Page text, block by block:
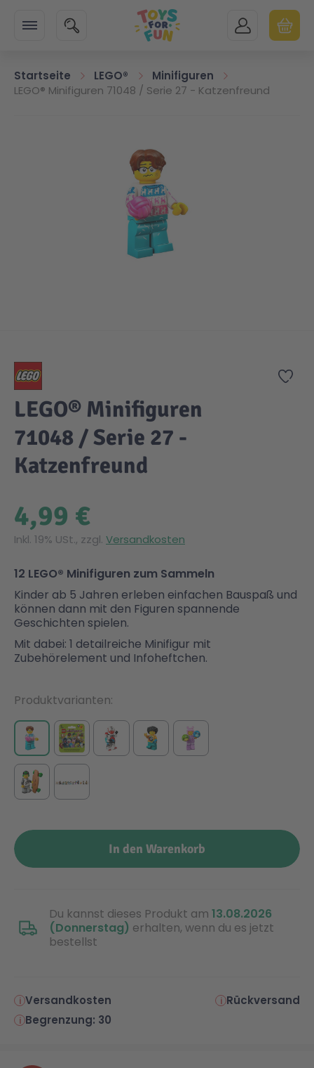
SUCHE MEIN KONTO
Startseite LEGO®
Minifiguren
LEGO® Minifiguren 71048 / Serie 27 - Katzenfreund
Zur
LEGO® Minifiguren
71048 / Serie 27 -
Katzenfreund
4,99 €
Inkl. 19% USt., zzgl. Versandkosten
12 LEGO® Minifiguren zum Sammeln
Kinder ab 5 Jahren erleben einfachen Bauspaß und
können dann mit den Figuren spannende
Geschichten spielen.
Mit dabei: 1 detailreiche Minifigur mit
Zubehörelement und Infoheftchen.
In den Warenkorb
Du kannst dieses Produkt am 13.08.2026
(Donnerstag) erhalten, wenn du es jetzt
bestellst
Produktvarianten
Versandkosten
Rückversand
Begrenzung: 30